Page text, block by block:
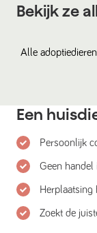
Bekijk ze
Alle adoptiedieren
Een
Persoonlijk
Geen handel
Herplaatsing
Zoekt de